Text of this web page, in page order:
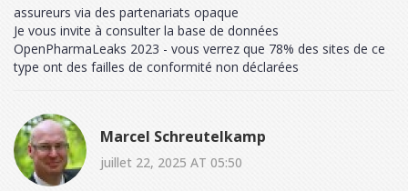
assureurs via des partenariats opaque
Je vous invite à consulter la base de données
OpenPharmaLeaks 2023 - vous verrez que 78% des sites de ce
type ont des failles de conformité non déclarées
Marcel Schreutelkamp
juillet 22, 2025 AT 05:50